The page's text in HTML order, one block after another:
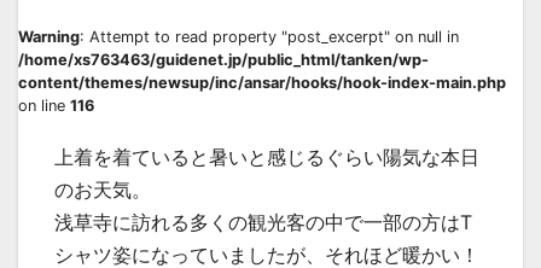
Warning: Attempt to read property "post_excerpt" on null in
/home/xs763463/guidenet.jp/public_html/tanken/wp-
content/themes/newsup/inc/ansar/hooks/hook-index-main.php
on line 116
上着を着ていると暑いと感じるぐらい陽気な本日
のお天気。
浅草寺に訪れる多くの観光客の中で一部の方はT
シャツ姿になっていましたが、それほど暖かい！